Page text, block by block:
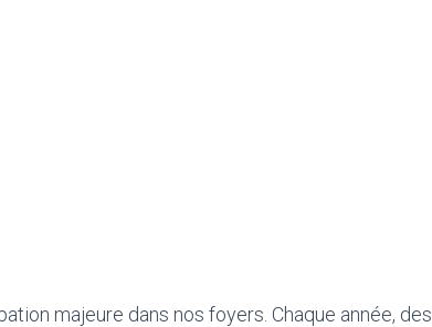
majeure dans nos foyers. Chaque année, des